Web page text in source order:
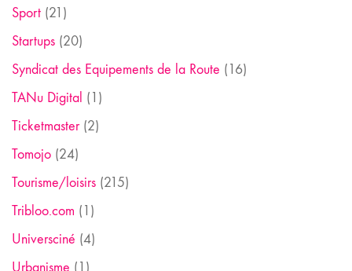
Sport (21)
Startups (20)
Syndicat des Equipements de la Route (16)
TANu Digital (1)
Ticketmaster(2)
Tomojo (24)
Tourisme/loisirs (215)
Tribloo.com (1)
Universciné (4)
Urbanisme (1)